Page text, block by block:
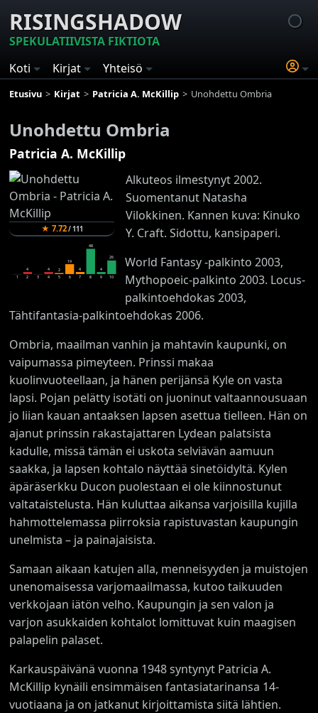
RISINGSHADOW
SPEKULATIIVISTA FIKTIOTA
Koti
Kirjat Yhteisö
Etusivu Kirjat Patricia A. McKillip Unohdettu Ombria
Unohdettu Ombria
Patricia A. McKillip
★ 7.72/111
1
4
2
3
4
4
2
5
19
6
4
7
48
8
4
9
26
10
Alkuteos ilmestynyt 2002.
Suomentanut Natasha
Vilokkinen. Kannen kuva: Kinuko
Y. Craft. Sidottu, kansipaperi.
World Fantasy -palkinto 2003,
Mythopoeic-palkinto 2003. Locus-
palkintoehdokas 2003,
Tähtifantasia-palkintoehdokas 2006.
Ombria, maailman vanhin ja mahtavin kaupunki, on
vaipumassa pimeyteen. Prinssi makaa
kuolinvuoteellaan, ja hänen perijänsä Kyle on vasta
lapsi. Pojan pelätty isotäti on juoninut valtaannousuaan
jo liian kauan antaaksen lapsen asettua tielleen. Hän on
ajanut prinssin rakastajattaren Lydean palatsista
kadulle, missä tämän ei uskota selviävän aamuun
saakka, ja lapsen kohtalo näyttää sinetöidyltä. Kylen
äpäräserkku Ducon puolestaan ei ole kiinnostunut
valtataistelusta. Hän kuluttaa aikansa varjoisilla kujilla
hahmottelemassa piirroksia rapistuvastan kaupungin
unelmista – ja painajaisista.
Samaan aikaan katujen alla, menneisyyden ja muistojen
unenomaisessa varjomaailmassa, kutoo taikuuden
verkkojaan iätön velho. Kaupungin ja sen valon ja
varjon asukkaiden kohtalot lomittuvat kuin maagisen
palapelin palaset.
Karkauspäivänä vuonna 1948 syntynyt Patricia A.
McKillip kynäili ensimmäisen fantasiatarinansa 14-
vuotiaana ja on jatkanut kirjoittamista siitä lähtien.